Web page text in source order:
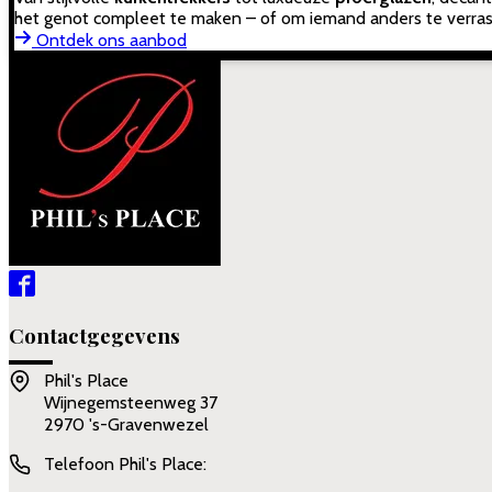
het genot compleet te maken – of om iemand anders te
Ontdek ons aanbod
Contactgegevens
Phil's Place
Wijnegemsteenweg 37
2970 's-Gravenwezel
Telefoon Phil's Place: